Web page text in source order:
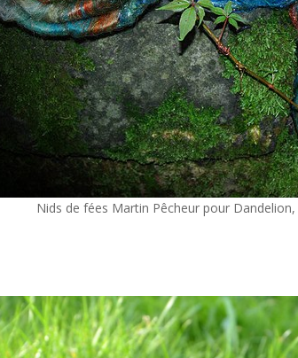
Nids de fées Martin Pêcheur pour